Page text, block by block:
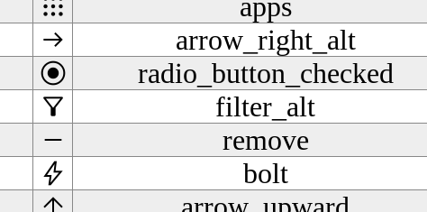
apps
arrow_right_alt arrow_right_alt
radio_button_checked radio_button_checked
filter_alt filter_alt
remove remove
bolt bolt